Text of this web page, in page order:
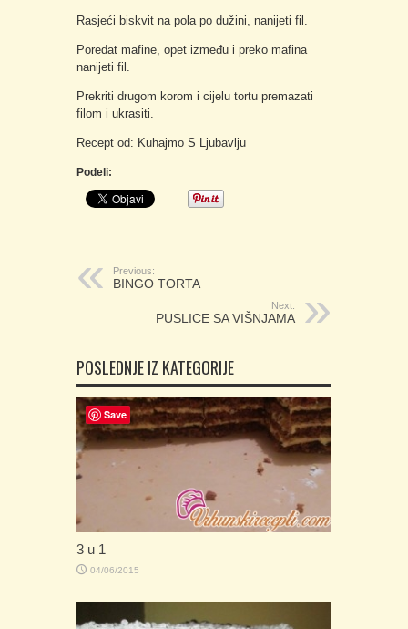
Rasjeći biskvit na pola po dužini, nanijeti fil.
Poredat mafine, opet između i preko mafina
nanijeti fil.
Prekriti drugom korom i cijelu tortu premazati
filom i ukrasiti.
Recept od: Kuhajmo S Ljubavlju
Podeli:
Previous:
BINGO TORTA
Next:
PUSLICE SA VIŠNJAMA
POSLEDNJE IZ KATEGORIJE
3 u 1
04/06/2015
Save